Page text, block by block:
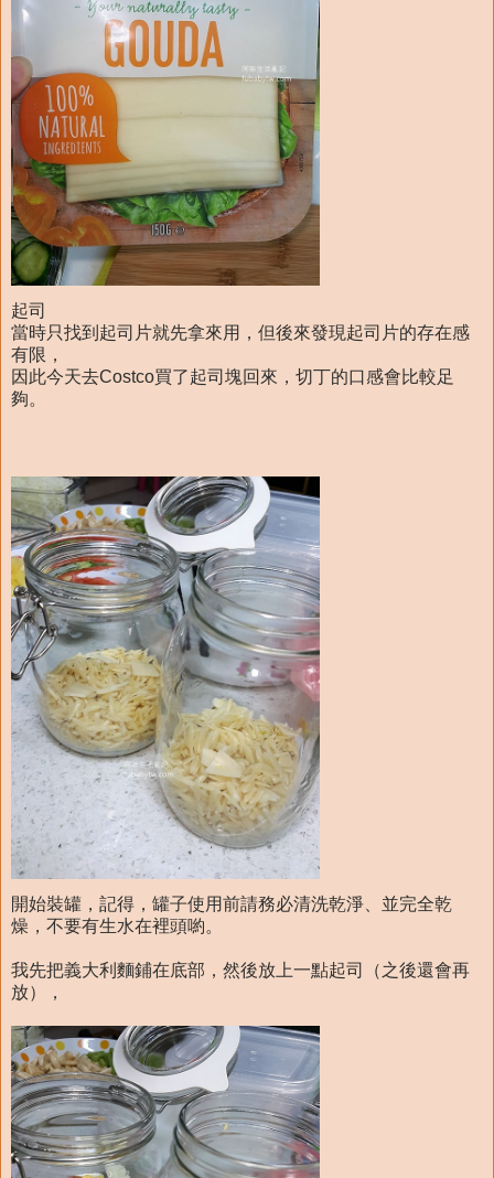
起司
當時只找到起司片就先拿來用，但後來發現起司片的存在感
有限，
因此今天去Costco買了起司塊回來，切丁的口感會比較足
夠。
開始裝罐，記得，罐子使用前請務必清洗乾淨、並完全乾
燥，不要有生水在裡頭喲。
我先把義大利麵鋪在底部，然後放上一點起司（之後還會再
放），